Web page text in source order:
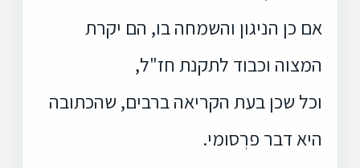
אם כן הניגון והשמחה בו, הם יקרת
המצוה וכבוד לתקנת חז"ל,
וכל שכן בעת הקריאה ברבים, שהכתובה
היא דבר פרְסומי.